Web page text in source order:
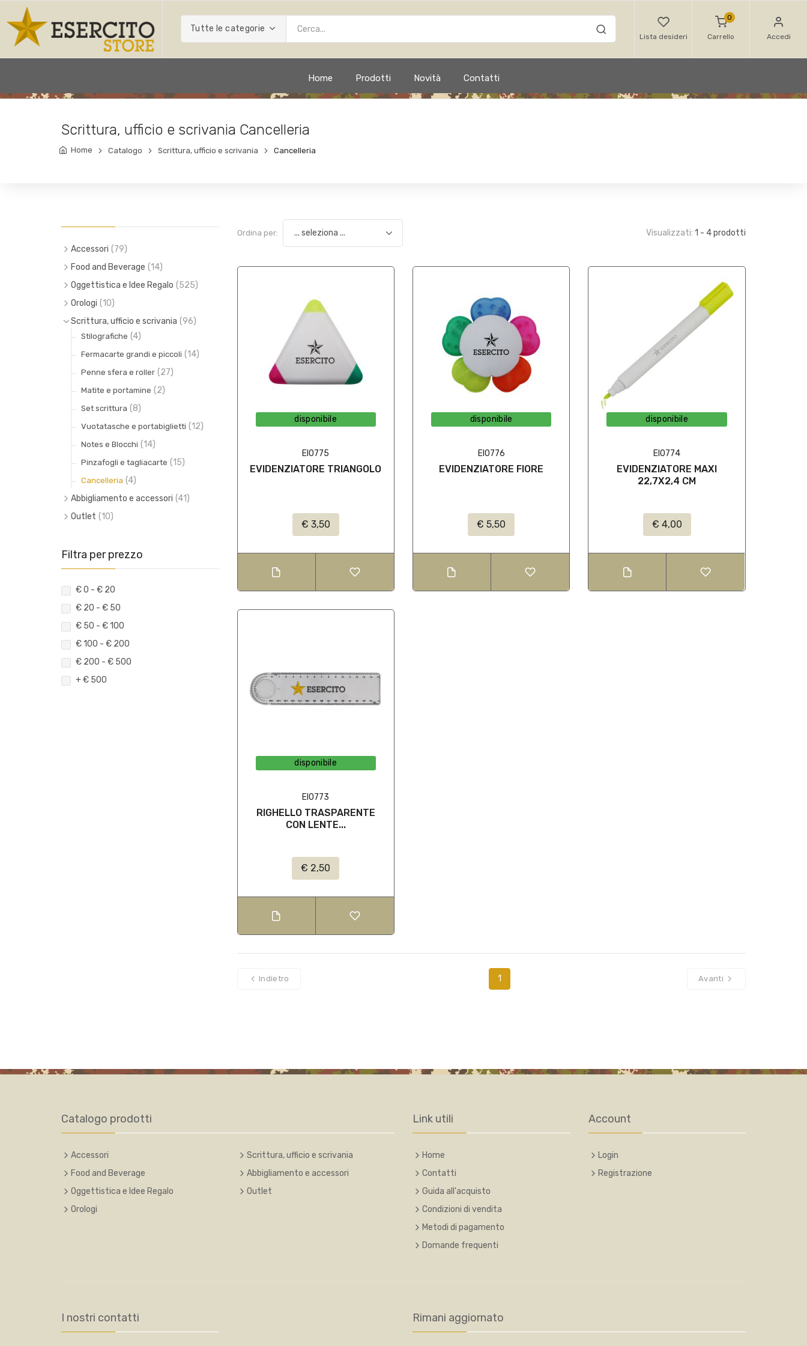
Tutte le categorie
Lista desideri
0
Carrello Accedi
Home Prodotti Novità Contatti
Scrittura, ufficio e scrivania Cancelleria
Home Catalogo Scrittura, ufficio e scrivania Cancelleria
Accessori (79)
Piccola pelletteria (6)
Zaini e shopper (30)
Valigeria, borse e borsoni
Borse portadocumenti (5)
Portapenne e portamonete
Toppe (8)
Trousse e necessaire (8)
Food and Beverage (14)
Cioccolato (9)
Biscotti (0)
Panettoni e colombe (0)
Liquori (2)
Caffe (6)
Oggettistica e Idee Regalo (525)
Crest e minicrest
Fermasoldi, fermacravatte, gemelli e
copribottoni
Altro (12)
Orologi (10)
Polso (3)
Muro (3)
Tavolo (4)
Scrittura, ufficio e scrivania (96)
Stilografiche (4)
Fermacarte grandi e piccoli (14)
Penne sfera e roller (27)
Matite e portamine (2)
Set scrittura (8)
Vuotatasche e portabiglietti (12)
Notes e Blocchi (14)
Pinzafogli e tagliacarte (15)
Cancelleria (4)
Abbigliamento e accessori (41)
Fabbrica d'armi Beretta
Calzature (3)
Pantaloni
Uniformi
Outlet (10)
Oggettistica (6)
Filtra per prezzo
€ 0 - € 20
€ 20 - € 50
€ 50 - € 100
€ 100 - € 200
€ 200 - € 500
+ € 500
Ordina per: Visualizzati: 1 - 4 prodotti
disponibile
EI0775
EVIDENZIATORE TRIANGOLO
€ 3,50
disponibile
EI0776
EVIDENZIATORE FIORE
€ 5,50
disponibile
EI0774
EVIDENZIATORE MAXI
22,7X2,4 CM
€ 4,00
disponibile
EI0773
RIGHELLO TRASPARENTE
CON LENTE...
€ 2,50
Indietro 1 Avanti
Catalogo prodotti
Accessori
Food and Beverage
Oggettistica e Idee Regalo
Orologi
Scrittura, ufficio e scrivania
Abbigliamento e accessori
Outlet
Link utili
Home
Contatti
Guida all'acquisto
Condizioni di vendita
Metodi di pagamento
Domande frequenti
Account
Login
Registrazione
I nostri contatti Rimani aggiornato